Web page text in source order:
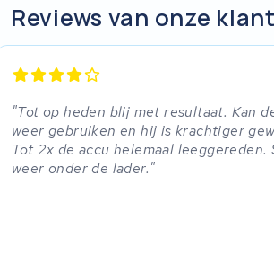
Reviews van onze
Tot op heden blij met resultaat. Kan
weer gebruiken en hij is krachtiger
Tot 2x de accu helemaal leeggereden.
weer onder de lader.